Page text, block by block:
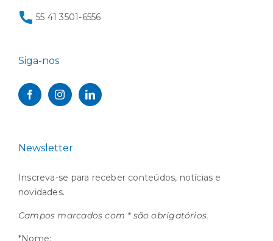
55 41 3501-6556
Siga-nos
Newsletter
Inscreva-se para receber conteúdos, notícias e
novidades.
Campos marcados com * são obrigatórios.
*Nome: